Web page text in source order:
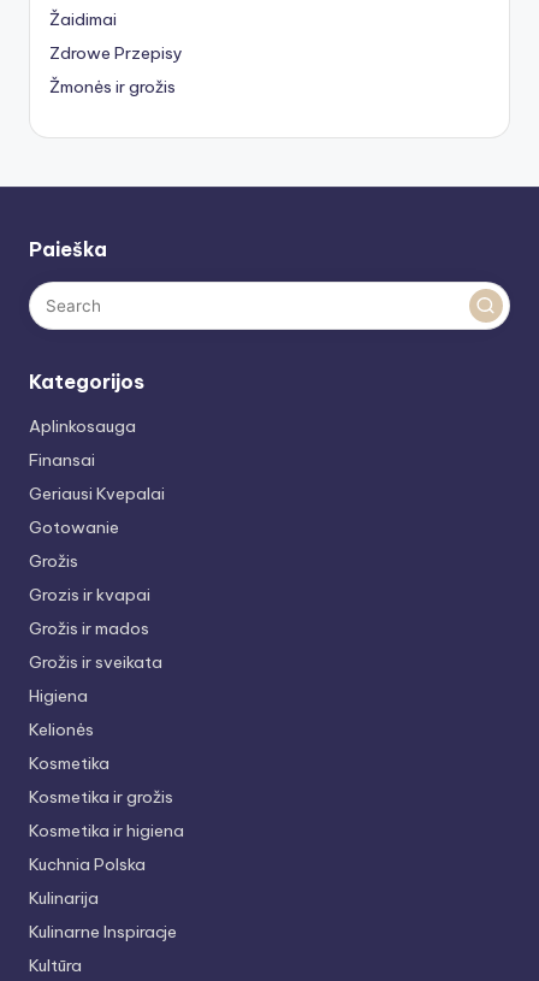
Žaidimai
Zdrowe Przepisy
Žmonės ir grožis
Paieška
Kategorijos
Aplinkosauga
Finansai
Geriausi Kvepalai
Gotowanie
Grožis
Grozis ir kvapai
Grožis ir mados
Grožis ir sveikata
Higiena
Kelionės
Kosmetika
Kosmetika ir grožis
Kosmetika ir higiena
Kuchnia Polska
Kulinarija
Kulinarne Inspiracje
Kultūra